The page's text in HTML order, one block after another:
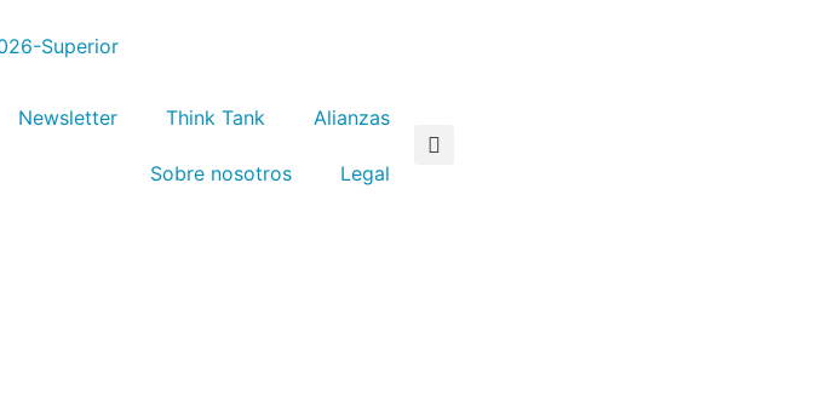
Newsletter Think Tank Alianzas
Sobre nosotros Legal